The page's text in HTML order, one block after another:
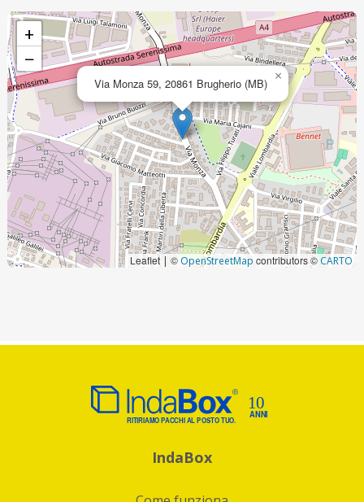
Via Monza 59, 20861 Brugherio (MB) ×
+
−
Leaflet | © OpenStreetMap contributors ©CARTO
IndaBox